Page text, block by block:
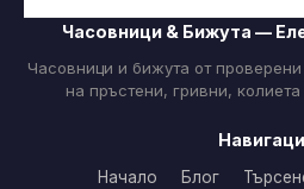
Часовници & Бижута —
Часовници и бижута от
на пръстени, гривни,
Начало Блог